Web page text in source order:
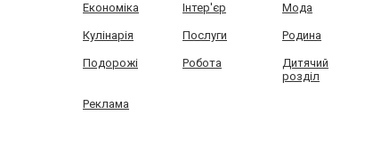
Економіка Інтер'єр Мода
Кулінарія Послуги Родина
Подорожі Робота
Дитячий
розділ
Реклама